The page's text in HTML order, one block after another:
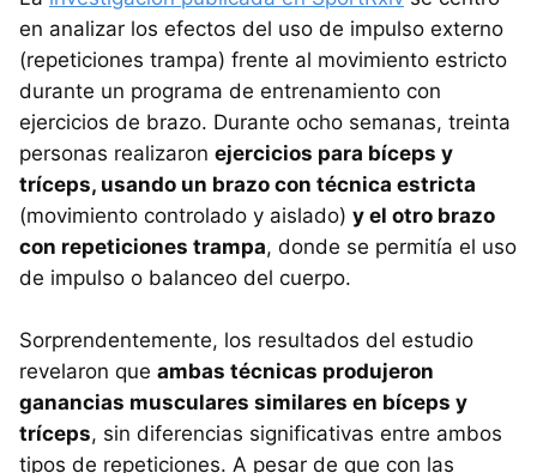
en analizar los efectos del uso de impulso externo
(repeticiones trampa) frente al movimiento estricto
durante un programa de entrenamiento con
ejercicios de brazo. Durante ocho semanas, treinta
personas realizaron ejercicios para bíceps y
tríceps, usando un brazo con técnica estricta
(movimiento controlado y aislado) y el otro brazo
con repeticiones trampa, donde se permitía el uso
de impulso o balanceo del cuerpo.
Sorprendentemente, los resultados del estudio
revelaron que ambas técnicas produjeron
ganancias musculares similares en bíceps y
tríceps, sin diferencias significativas entre ambos
tipos de repeticiones. A pesar de que con las